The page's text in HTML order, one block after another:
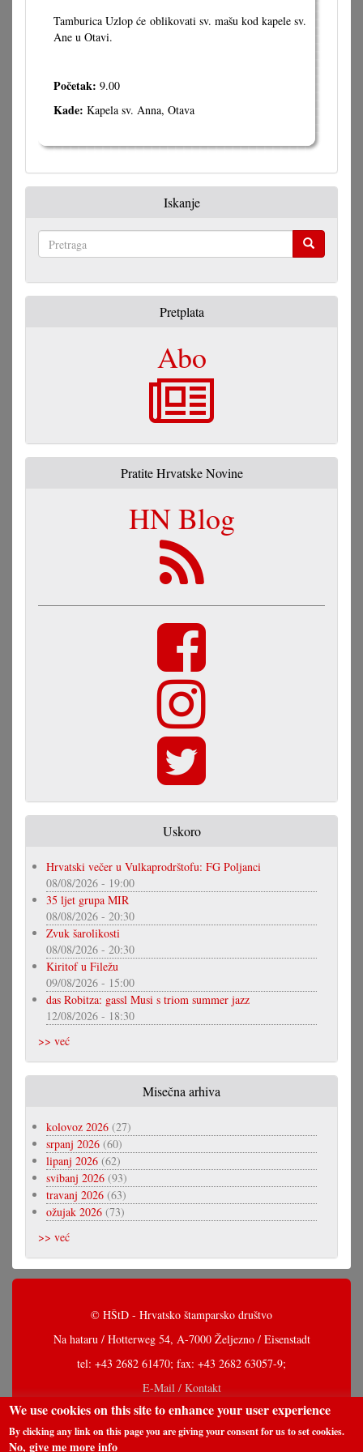
Tamburica Uzlop će oblikovati sv. mašu kod kapele sv.
Ane u Otavi.
Početak: 9.00
Kade: Kapela sv. Anna, Otava
Iskanje
Pretplata
Abo
Pratite Hrvatske Novine
HN Blog
Uskoro
Hrvatski večer u Vulkaprodrštofu: FG Poljanci
08/08/2026 - 19:00
35 ljet grupa MIR
08/08/2026 - 20:30
Zvuk šarolikosti
08/08/2026 - 20:30
Kiritof u Filežu
09/08/2026 - 15:00
das Robitza: gassl Musi s triom summer jazz
12/08/2026 - 18:30
>> već
Misečna arhiva
kolovoz 2026 (27)
srpanj 2026 (60)
lipanj 2026 (62)
svibanj 2026 (93)
travanj 2026 (63)
ožujak 2026 (73)
>> već
© HŠtD - Hrvatsko štamparsko društvo
Na hataru / Hotterweg 54, A-7000 Željezno / Eisenstadt
tel: +43 2682 61470; fax: +43 2682 63057-9;
E-Mail / Kontakt
We use cookies on this site to enhance your user experience
By clicking any link on this page you are giving your consent for us to set cookies.
No, give me more info